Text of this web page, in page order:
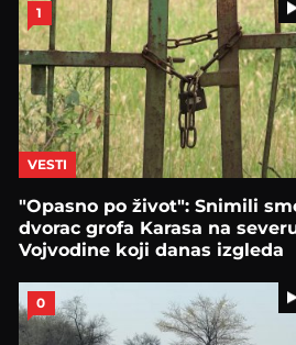
1
VESTI
"Opasno po život": Snimili
dvorac grofa Karasa na
Vojvodine koji danas izgleda
0